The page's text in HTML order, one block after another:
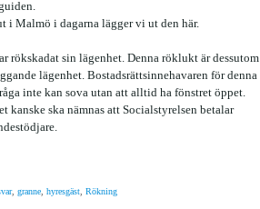
i Malmö i dagarna lägger vi ut den här.
rökskadat sin lägenhet. Denna röklukt är dessutom
lägenhet. Bostadsrättsinnehavaren för denna
inte kan sova utan att alltid ha fönstret öppet.
kanske ska nämnas att Socialstyrelsen betalar
, granne hyresgäst Rökning